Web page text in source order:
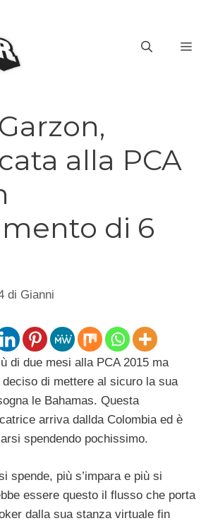
alla PCA
di 6
di Gianni
di due mesi alla PCA 2015 ma
deciso di mettere al sicuro la sua
le Bahamas. Questa
arriva dallda Colombia ed è
spendendo pochissimo.
spende, più s’impara e più si
essere questo il flusso che porta
dalla sua stanza virtuale fin